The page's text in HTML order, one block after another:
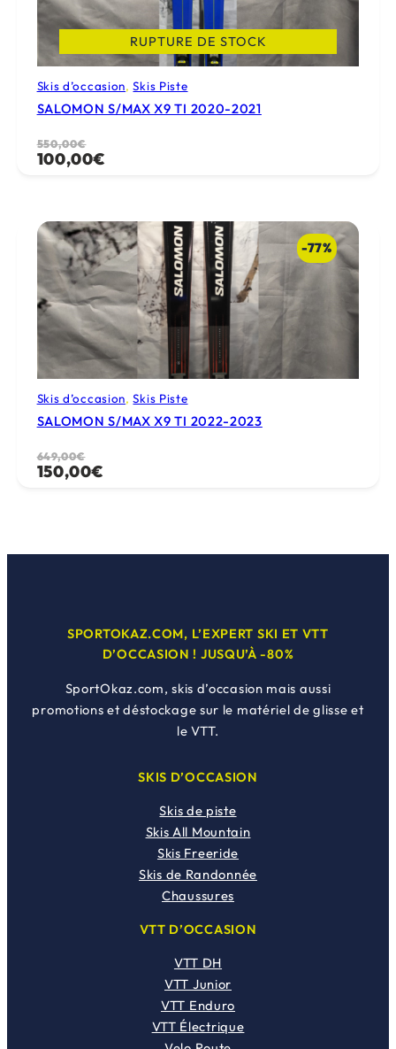
RUPTURE DE STOCK
Skis d’occasion, Skis Piste
SALOMON S/MAX X9 TI 2020-2021
550,00€
Le
prix
550,00€.
100,00€
Le
prix
100,00€.
-77%
Skis d’occasion, Skis Piste
SALOMON S/MAX X9 TI 2022-2023
649,00€
Le
prix
649,00€.
150,00€
Le
prix
150,00€.
SPORTOKAZ.COM, L’EXPERT SKI ET VTT
D’OCCASION ! JUSQU’À -80%
SportOkaz.com, skis d’occasion mais aussi
promotions et déstockage sur le matériel de glisse et
le VTT.
SKIS D’OCCASION
Skis de piste
Skis All Mountain
Skis Freeride
Skis de Randonnée
Chaussures
VTT D’OCCASION
VTT DH
VTT Junior
VTT Enduro
VTT Électrique